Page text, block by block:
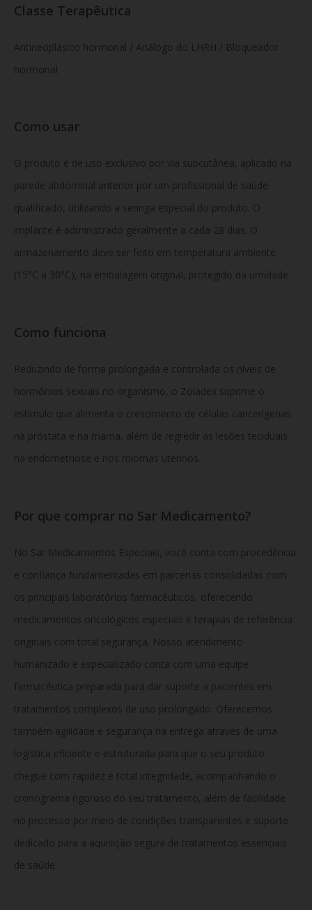
Classe Terapêutica
Antineoplásico hormonal / Análogo do LHRH / Bloqueador
hormonal
Como usar
O produto é de uso exclusivo por via subcutânea, aplicado na
parede abdominal anterior por um profissional de saúde
qualificado, utilizando a seringa especial do produto. O
implante é administrado geralmente a cada 28 dias. O
armazenamento deve ser feito em temperatura ambiente
(15°C a 30°C), na embalagem original, protegido da umidade.
Como funciona
Reduzindo de forma prolongada e controlada os níveis de
hormônios sexuais no organismo, o Zoladex suprime o
estímulo que alimenta o crescimento de células cancerígenas
na próstata e na mama, além de regredir as lesões teciduais
na endometriose e nos miomas uterinos.
Por que comprar no Sar Medicamento?
No Sar Medicamentos Especiais, você conta com procedência
e confiança fundamentadas em parcerias consolidadas com
os principais laboratórios farmacêuticos, oferecendo
medicamentos oncológicos especiais e terapias de referência
originais com total segurança. Nosso atendimento
humanizado e especializado conta com uma equipe
farmacêutica preparada para dar suporte a pacientes em
tratamentos complexos de uso prolongado. Oferecemos
também agilidade e segurança na entrega através de uma
logística eficiente e estruturada para que o seu produto
chegue com rapidez e total integridade, acompanhando o
cronograma rigoroso do seu tratamento, além de facilidade
no processo por meio de condições transparentes e suporte
dedicado para a aquisição segura de tratamentos essenciais
de saúde.